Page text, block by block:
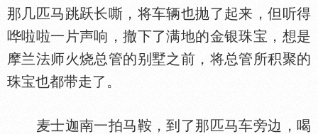
那几匹马跳跃长嘶，将车辆也抛了起来，但听得
哗啦啦一片声响，撤下了满地的金银珠宝，想是
摩兰法师火烧总管的别墅之前，将总管所积聚的
珠宝也都带走了。
麦士迦南一拍马鞍，到了那匹马车旁边，喝